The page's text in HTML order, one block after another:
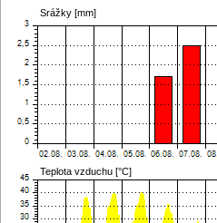
Srážky [mm]
Teplota vzduchu [°C]